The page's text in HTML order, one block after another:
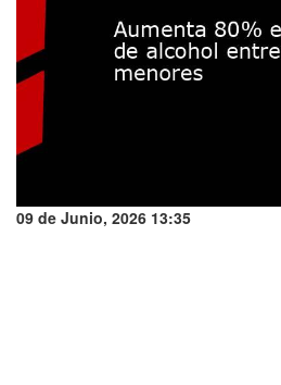
09 de Junio, 2026 13:35